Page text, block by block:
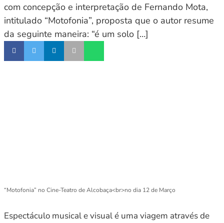
com concepção e interpretação de Fernando Mota,
intitulado “Motofonia”, proposta que o autor resume
da seguinte maneira: “é um solo […]
“Motofonia” no Cine-Teatro de Alcobaça<br>no dia 12 de Março
Espectáculo musical e visual é uma viagem através de